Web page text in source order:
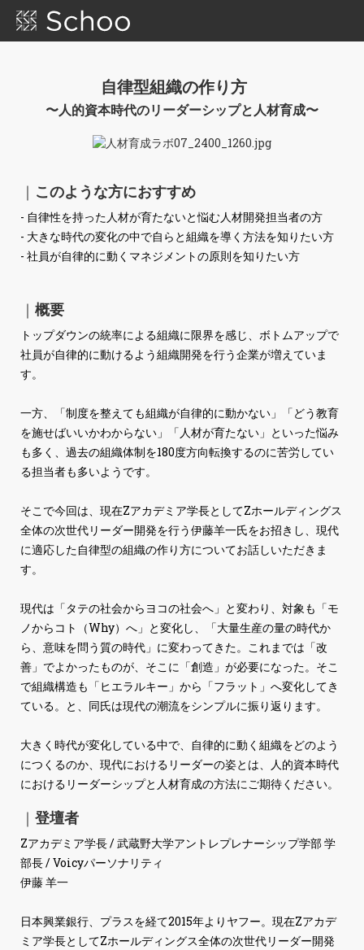
自律型組織の作り方
〜人的資本時代のリーダーシップと人材育成〜
｜ このような方におすすめ
- 自律性を持った人材が育たないと悩む人材開発担当者の方
- 大きな時代の変化の中で自らと組織を導く方法を知りたい方
- 社員が自律的に動くマネジメントの原則を知りたい方
｜ 概要
トップダウンの統率による組織に限界を感じ、ボトムアップで
社員が自律的に動けるよう組織開発を行う企業が増えていま
す。
一方、「制度を整えても組織が自律的に動かない」「どう教育
を施せばいいかわからない」「人材が育たない」といった悩み
も多く、過去の組織体制を180度方向転換するのに苦労してい
る担当者も多いようです。
そこで今回は、現在Zアカデミア学長としてZホールディングス
全体の次世代リーダー開発を行う伊藤羊一氏をお招きし、現代
に適応した自律型の組織の作り方についてお話しいただきま
す。
現代は「タテの社会からヨコの社会へ」と変わり、対象も「モ
ノからコト（Why）へ」と変化し、「大量生産の量の時代か
ら、意味を問う質の時代」に変わってきた。これまでは「改
善」でよかったものが、そこに「創造」が必要になった。そこ
で組織構造も「ヒエラルキー」から「フラット」へ変化してき
ている。と、同氏は現代の潮流をシンプルに振り返ります。
大きく時代が変化している中で、自律的に動く組織をどのよう
につくるのか、現代におけるリーダーの姿とは、人的資本時代
におけるリーダーシップと人材育成の方法にご期待ください。
｜ 登壇者
Zアカデミア学長 / 武蔵野大学アントレプレナーシップ学部 学
部長 / Voicyパーソナリティ
伊藤 羊一
日本興業銀行、プラスを経て2015年よりヤフー。現在Zアカデ
ミア学長としてZホールディングス全体の次世代リーダー開発